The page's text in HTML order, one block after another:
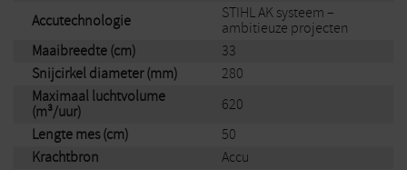
Accutechnologie
STIHL AK systeem –
ambitieuze projecten
Maaibreedte (cm)
33
Snijcirkel diameter (mm)
280
Maximaal luchtvolume
(m³/uur)
620
Lengte mes (cm)
50
Krachtbron
Accu